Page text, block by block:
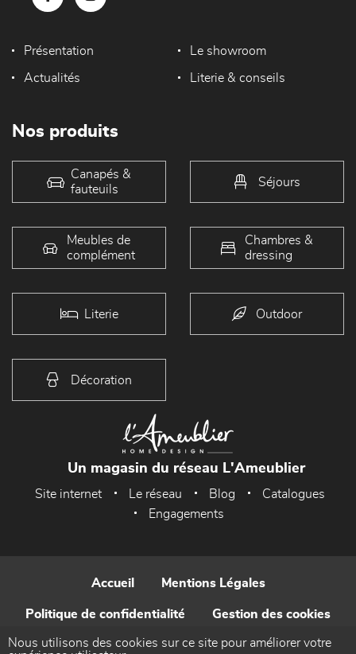
Présentation Le showroom
Actualités Literie & conseils
Nos produits
Canapés &
fauteuils
Séjours
Meubles de
complément
Chambres &
dressing
Literie Outdoor
Décoration
Un magasin du réseau L'Ameublier
Site internet Le réseau Blog
Catalogues
Engagements
Accueil Mentions Légales
Politique de confidentialité Gestion des cookies
Contact
Nous utilisons des cookies sur ce site pour améliorer votre